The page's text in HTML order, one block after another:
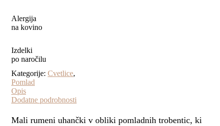
Alergija
na kovino
Izdelki
po naročilu
Kategorije: Cvetlice,
Pomlad
Opis
Dodatne podrobnosti
Mali rumeni uhančki v obliki pomladnih trobentic, ki